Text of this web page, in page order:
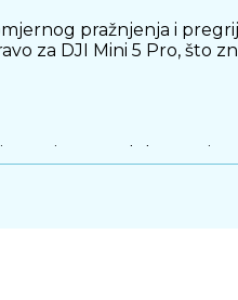
pražnjenja i
za DJI Mini 5 Pro, što
osigurava dobar omjer